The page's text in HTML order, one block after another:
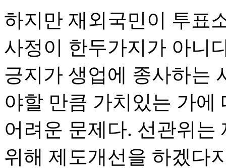
하지만 재외국민이 투표
사정이 한두가지가 아니
긍지가 생업에 종사하는
야할 만큼 가치있는 가에
어려운 문제다. 선관위는
위해 제도개선을 하겠다